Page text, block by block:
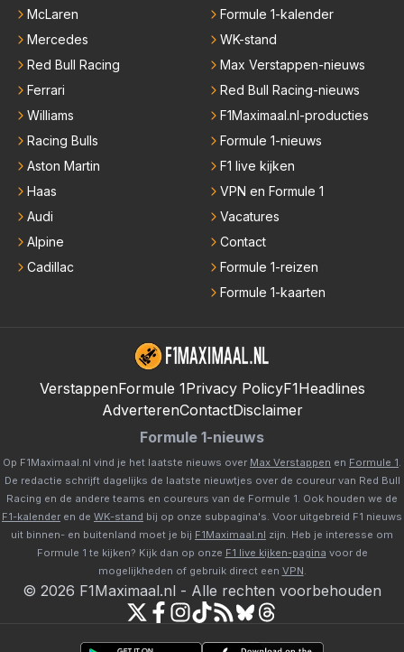
McLaren
Mercedes
Red Bull Racing
Ferrari
Williams
Racing Bulls
Aston Martin
Haas
Audi
Alpine
Cadillac
Formule 1-kalender
WK-stand
Max Verstappen-nieuws
Red Bull Racing-nieuws
F1Maximaal.nl-producties
Formule 1-nieuws
F1 live kijken
VPN en Formule 1
Vacatures
Contact
Formule 1-reizen
Formule 1-kaarten
VerstappenFormule 1Privacy PolicyF1Headlines
AdverterenContactDisclaimer
Formule 1-nieuws
Op F1Maximaal.nl vind je het laatste nieuws over Max Verstappen en Formule 1
De redactie schrijft dagelijks de laatste nieuwtjes over de coureur van Red Bull
Racing en de andere teams en coureurs van de Formule 1. Ook houden we de
F1-kalender en de WK-stand bij op onze subpagina's. Voor uitgebreid F1 nieuws
uit binnen- en buitenland moet je bij F1Maximaal.nl zijn. Heb je interesse om
Formule 1 te kijken? Kijk dan op onze F1 live kijken-pagina voor de
mogelijkheden of gebruik direct een VPN
© 2026 F1Maximaal.nl - Alle rechten voorbehouden